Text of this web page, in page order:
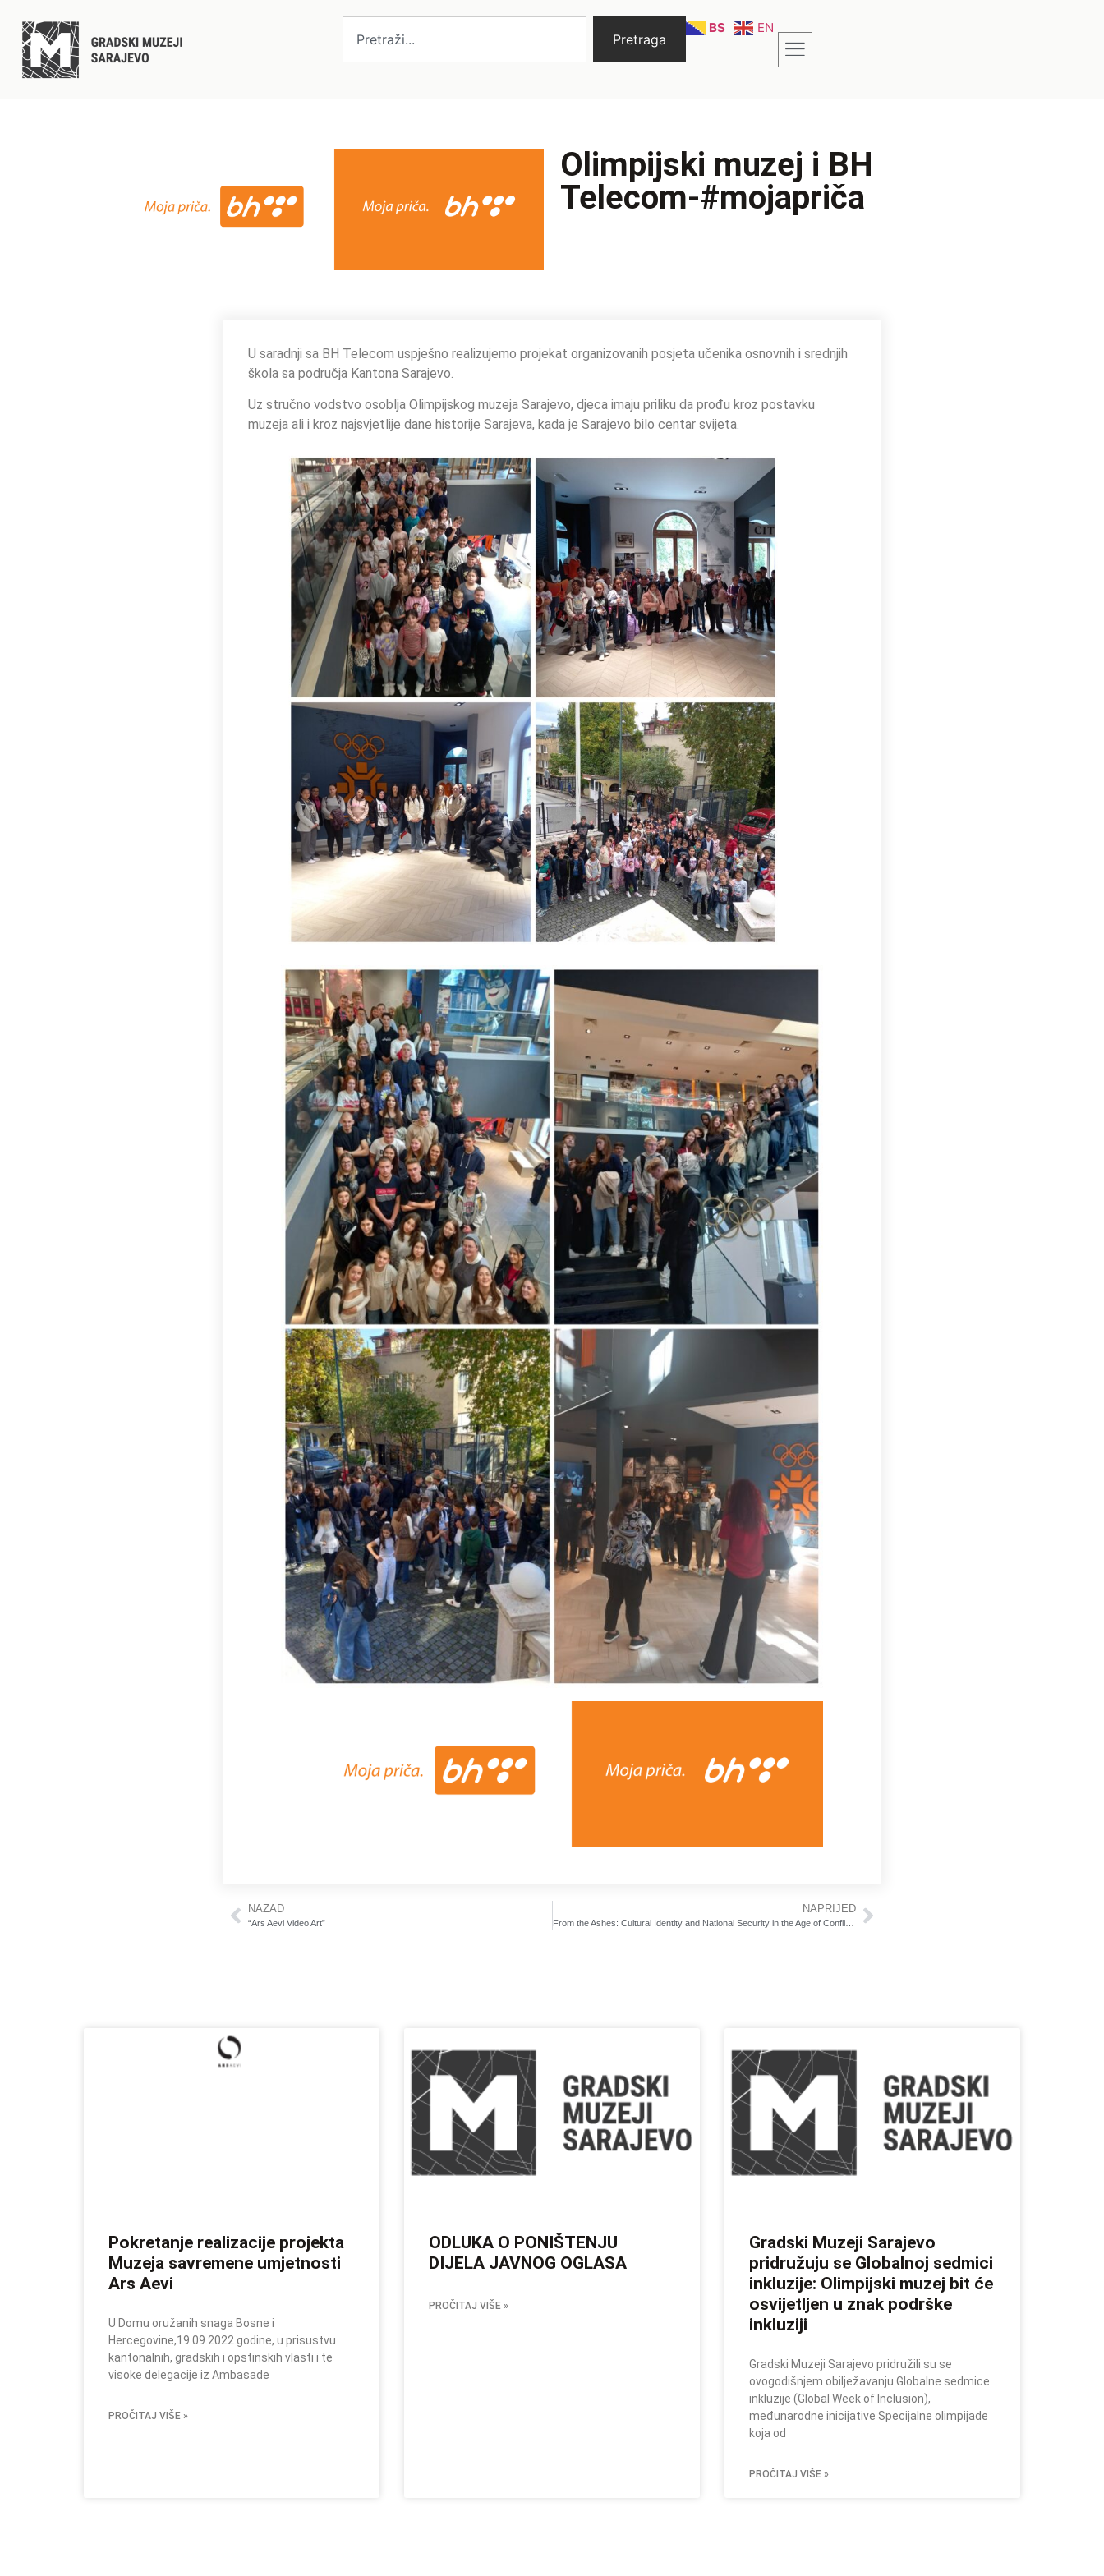
Pretraga
BS EN
Olimpijski muzej i BH
Telecom-#mojapriča
U saradnji sa BH Telecom uspješno realizujemo projekat organizovanih posjeta učenika osnovnih i srednjih
škola sa područja Kantona Sarajevo.
Uz stručno vodstvo osoblja Olimpijskog muzeja Sarajevo, djeca imaju priliku da prođu kroz postavku
muzeja ali i kroz najsvjetlije dane historije Sarajeva, kada je Sarajevo bilo centar svijeta.
NAZAD
“Ars Aevi Video Art”
NAPRIJED
From the Ashes: Cultural Identity and National Security in the Age of Conflict-The Past, Present, and Future of Cultural Survival & Perseverance
Pokretanje realizacije projekta
Muzeja savremene umjetnosti
Ars Aevi
U Domu oružanih snaga Bosne i
Hercegovine,19.09.2022.godine, u prisustvu
kantonalnih, gradskih i opstinskih vlasti i te
visoke delegacije iz Ambasade
PROČITAJ VIŠE »
ODLUKA O PONIŠTENJU
DIJELA JAVNOG OGLASA
PROČITAJ VIŠE »
Gradski Muzeji Sarajevo
pridružuju se Globalnoj sedmici
inkluzije: Olimpijski muzej bit će
osvijetljen u znak podrške
inkluziji
Gradski Muzeji Sarajevo pridružili su se
ovogodišnjem obilježavanju Globalne sedmice
inkluzije (Global Week of Inclusion),
međunarodne inicijative Specijalne olimpijade
koja od
PROČITAJ VIŠE »